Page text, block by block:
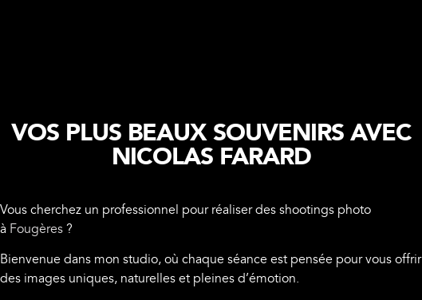
VOS PLUS BEAUX SOUVENIRS AVEC
NICOLAS FARARD
Vous cherchez un professionnel pour réaliser des shootings photo
à Fougères ?
Bienvenue dans mon studio, où chaque séance est pensée pour vous offrir
des images uniques, naturelles et pleines d’émotion.